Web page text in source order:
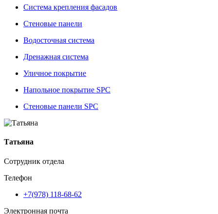
Система крепления фасадов
Стеновые панели
Водосточная система
Дренажная система
Уличное покрытие
Напольное покрытие SPC
Стеновые панели SPC
Татьяна
Сотрудник отдела
Телефон
+7(978) 118-68-62
Электронная почта